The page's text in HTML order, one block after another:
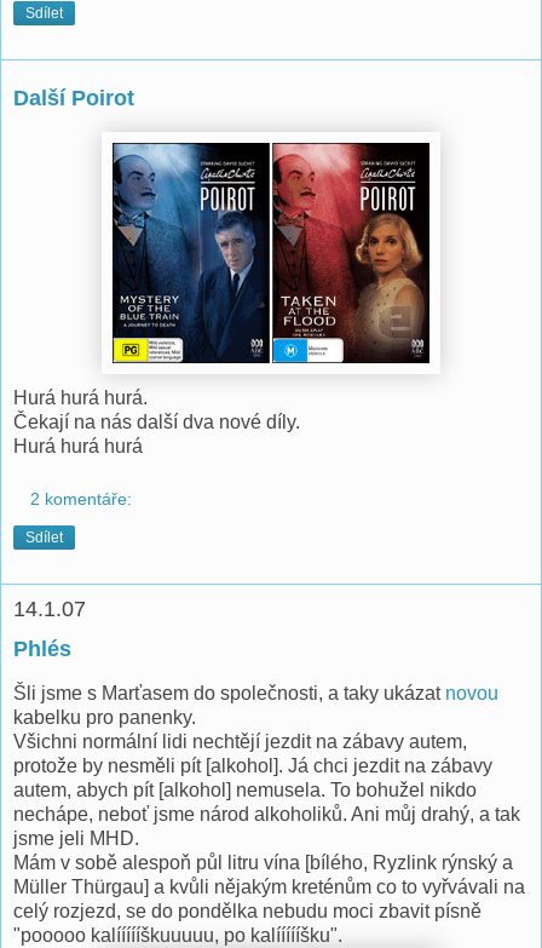
Sdílet
Další Poirot
Hurá hurá hurá.
Čekají na nás další dva nové díly.
Hurá hurá hurá
2 komentáře:
Sdílet
14.1.07
Phlés
Šli jsme s Marťasem do společnosti, a taky ukázat novou
kabelku pro panenky.
Všichni normální lidi nechtějí jezdit na zábavy autem,
protože by nesměli pít [alkohol]. Já chci jezdit na zábavy
autem, abych pít [alkohol] nemusela. To bohužel nikdo
nechápe, neboť jsme národ alkoholiků. Ani můj drahý, a tak
jsme jeli MHD.
Mám v sobě alespoň půl litru vína [bílého, Ryzlink rýnský a
Müller Thürgau] a kvůli nějakým kreténům co to vyřvávali na
celý rozjezd, se do pondělka nebudu moci zbavit písně
"pooooo kalíííííškuuuuu, po kalíííííšku".